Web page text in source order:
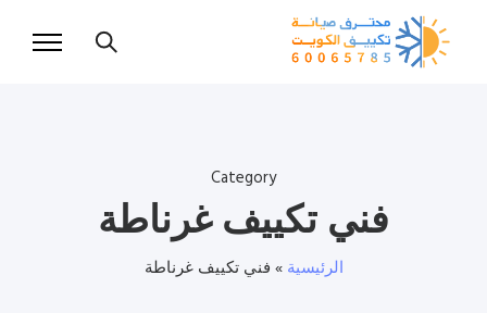
Category
فني تكييف غرناطة
الرئيسية » فني تكييف غرناطة